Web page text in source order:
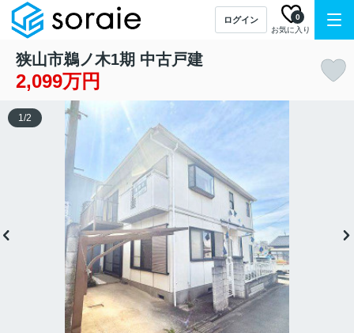
ログイン
お気に入り
0
狭山市鵜ノ木1期 中古戸建
2,099万円
1/2